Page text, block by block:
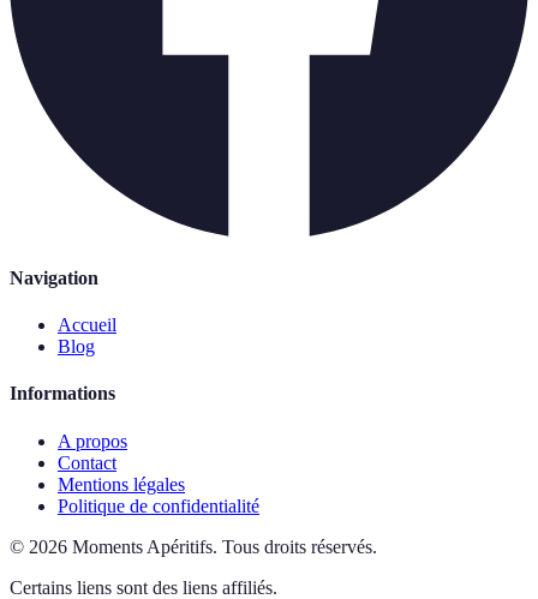
Navigation
Accueil
Blog
Informations
A propos
Contact
Mentions légales
Politique de confidentialité
© 2026 Moments Apéritifs. Tous droits réservés.
Certains liens sont des liens affiliés.